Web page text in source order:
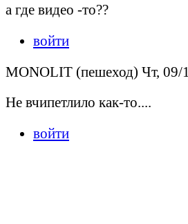
а где видео -то??
войти
MONOLIT (пешеход) Чт, 09/
Не вчипетлило как-то....
войти